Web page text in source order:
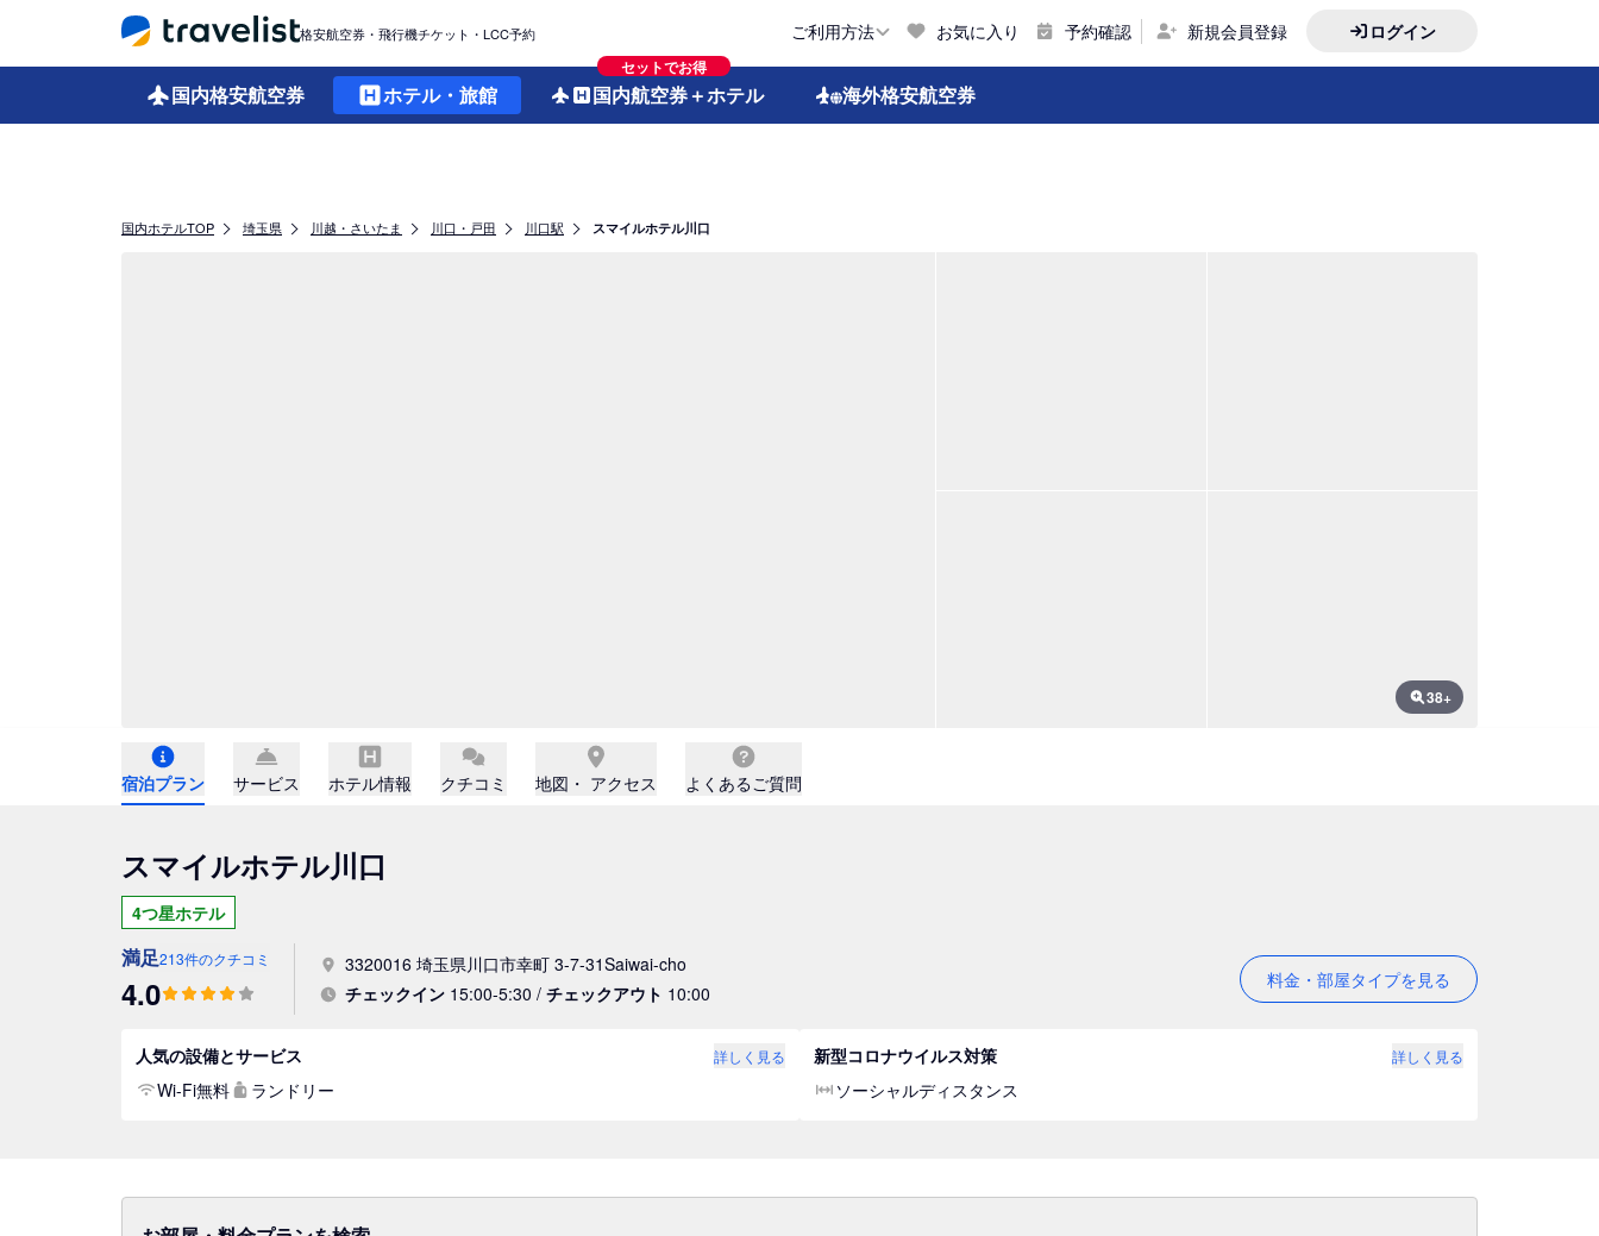
格安航空券・飛行機チケット・LCC予約 ご利用方法 お気に入り 予約確認 新規会員登録 ログイン
国内格安航空券 ホテル・旅館
セットでお得
国内航空券＋ホテル 海外格安航空券
国内ホテルTOP 埼玉県 川越・さいたま 川口・戸田 川口駅 スマイルホテル川口
38+
宿泊プラン サービス ホテル情報 クチコミ 地図・ アクセス よくあるご質問
スマイルホテル川口
4つ星ホテル
料金・部屋タイプを見る
3320016 埼玉県川口市幸町 3-7-31Saiwai-cho
チェックイン 15:00-5:30 / チェックアウト 10:00
満足213件のクチコミ
4.0
人気の設備とサービス 詳しく見る
Wi-Fi無料 ランドリー
新型コロナウイルス対策 詳しく見る
ソーシャルディスタンス